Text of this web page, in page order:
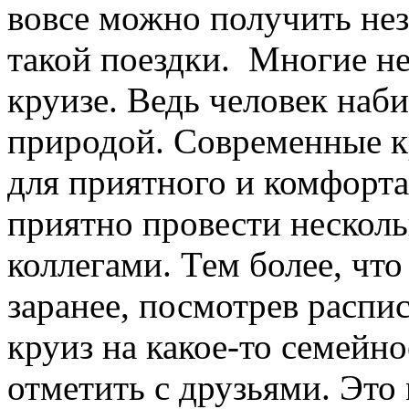
вовсе можно получить
такой поездки. Многие
круизе. Ведь человек
природой. Современные
для приятного и
приятно провести
коллегами. Тем более,
заранее, посмотрев
круиз на какое-то
отметить с друзьями.